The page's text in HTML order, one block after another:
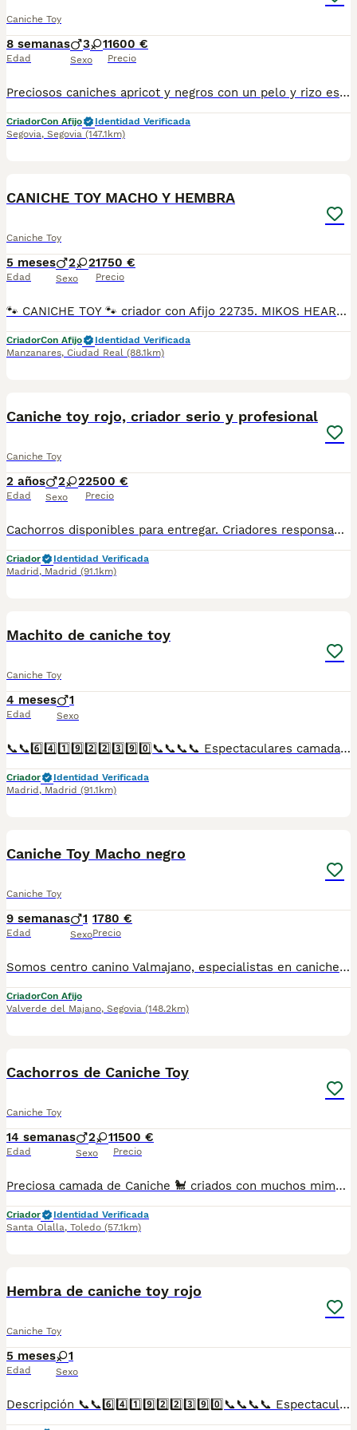
Caniche Toy
8 semanas
Edad
3 1
Sexo
1600 €
Precio
Preciosos caniches apricot y negros con un pelo y rizo especial . Ideales para alérgicos por su crecimiento continuo. Criados en ambientes familiar y responsable. Perritos sociales y alegres. Se pueden ver sin compromiso en nuestro de entrega. Núcleo zoológico propio y más de 15 años de experiencia en cría y selección. Se entregan con: ✔️vacunas acordes a su edad ✔️desparasitados ✔️cartilla de vacunación ✔️pasaporte y chip ✔️garantía sanitaria por escrito ✔️pack de pienso ✔️Transportin para su viaje Escríbenos 650132470/677031944
CriadorCon Afijo
Identidad Verificada
Segovia, Segovia (147.1km)
CANICHE TOY MACHO Y HEMBRA
Caniche Toy
5 meses
Edad
2 2
Sexo
1750 €
Precio
🐾 CANICHE TOY 🐾 criador con Afijo 22735. MIKOS HEART Caniches Toy hembra y macho criados en ambiente familiar. Muy cariñosos, equilibrados y sociables • Afijo: MIKOS HEART • Núcleo zoológico: Sí • Criada familiar • Tamaño Toy (se pueden ver padres) 🔴 Se entrega con: •Vacunas al día • Desparasitación interna y externa • Cartilla veterinaria ✅Cachorros criados en ambiente familiar. Criador socio de la Real Sociedad Canina de España 🇪🇸 Afijo 22735 y núcleo zoológico en vigor. Ejemplares de gran calidad, de las mejores líneas actuales de la raza. Todo demostrable. Fotos y vídeos reales no adquiridos ni manipulados en redes sociales. Los cachorros se entregan con todo al día. Para más información no dude en ponerse en contacto en número de teléfono.
CriadorCon Afijo
Identidad Verificada
Manzanares, Ciudad Real (88.1km)
Caniche toy rojo, criador serio y profesional
Caniche Toy
2 años
Edad
2 2
Sexo
2500 €
Precio
Cachorros disponibles para entregar. Criadores responsables y profesionales. Desconfía de precios económicos , compraventas y demás . En nuestro criadero puedes ver a los ejemplares con sus padres y conocer dónde y cómo los criamos. Es muy importante . WEB altodelpago.es Tlf 679 67 30 10
Criador
Identidad Verificada
Madrid , Madrid (91.1km)
Machito de caniche toy
Caniche Toy
4 meses
Edad
1
Sexo
📞📞6️⃣4️⃣1️⃣9️⃣2️⃣2️⃣3️⃣9️⃣0️⃣📞📞📞📞 Espectaculares camadas de perritos de caniche toy nacionales descendientes de las mejores líneas de sangre. Disponibles tanto hembras como machos. Las camadas están bajo supervisión veterinaria desde su nacimiento hasta que son entregadas a su nueva familia. Criados por un equipo de profesionales y mejores personas que, con más de 20 años de experiencia , cuidan a los animales por vocación, aplicando una cría ética y responsable para que cada cachorro se desarrolle con la mejor salud y con un buen temperamento. Todos los cachorritos se entregan con unos dos meses y medio de edad y sus vacunas correspondientes, desparasitados interna y externamente, con certificado de salud, y garantía tanto por enfermedad vírica como congénito genética. Posibilidad de entregar en toda España mediante transporte propio preparado para animales y con chofer privado. Los precios pueden variar según las características y morfología de cada cachorro. Añádenos al whats app o llámanos, y encantados atenderemos todas tus dudas y consultas. Teléfono / Whats app: 641 92 23 90
Criador
Identidad Verificada
Madrid , Madrid (91.1km)
Caniche Toy Macho negro
Caniche Toy
9 semanas
Edad
1
Sexo
1780 €
Precio
Somos centro canino Valmajano, especialistas en caniche Toy situados en Segovia. Ofertamos una camada de gran calidad en la cual queda disponible un macho color negro para entregar la semana entre el 5 y el 12 de agosto. Se entrega con inscripción en LOE para obtener pedigrí como perro de compañía (pedigrí para cría/show 400€ de manera opcional), garantía (6 meses enfermedades congénitas y 15 días víricas), dos primeras revisiones veterinarias con vacunas y desparasitaciones al día y pasaporte con microchip. Consulta con nosotros y te asesoramos encantados. Puedes conocer más sobre nosotros en nuestra cuenta de instagram @valmajanocentro o en nuestra página web www.valmajano.com
CriadorCon Afijo
Valverde del Majano, Segovia (148.2km)
Cachorros de Caniche Toy
Caniche Toy
14 semanas
Edad
2 1
Sexo
1500 €
Precio
Preciosa camada de Caniche 🐩 criados con muchos mimos y atenciones bajo supervisión de nuestros veterinarios. Se entregan con vacunación correspondiente a su edad desparasitados interna y externamente, chip ...ofrecemos asesoramiento para encontrar tu cachorro ideal. Se entregan a partir de los 2 meses de edad, contrato de compraventa con garantías viricas y congénitas. No dudes en pedir información o cita previa para visitarnos. Precio segun características del cachorro, color género tamaño...etc
Criador
Identidad Verificada
Santa Olalla, Toledo (57.1km)
Hembra de caniche toy rojo
Caniche Toy
5 meses
Edad
1
Sexo
Descripción 📞📞6️⃣4️⃣1️⃣9️⃣2️⃣2️⃣3️⃣9️⃣0️⃣📞📞📞📞 Espectaculares camadas de perritos de caniche toy nacionales descendientes de las mejores líneas de sangre. Disponibles tanto hembras como machos. Las camadas están bajo supervisión veterinaria desde su nacimiento hasta que son entregadas a su nueva familia. Criados por un equipo de profesionales y mejores personas que, con más de 20 años de experiencia , cuidan a los animales por vocación, aplicando una cría ética y responsable para que cada cachorro se desarrolle con la mejor salud y con un buen temperamento. Todos los cachorritos se entregan con unos dos meses y medio de edad y sus vacunas correspondientes, desparasitados interna y externamente, con certificado de salud, y garantía tanto por enfermedad vírica como congénito genética. Posibilidad de entregar en toda España mediante transporte propio preparado para animales y con chofer privado. Los precios pueden variar según las características y morfología de cada cachorro. Añádenos al whats app o llámanos, y encantados atenderemos todas tus dudas y consultas. Teléfono / Whats app: 641 92 23 90